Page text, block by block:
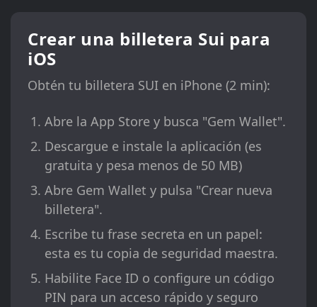
Crear una billetera Sui para
iOS
Obtén tu billetera SUI en iPhone (2 min):
Abre la App Store y busca "Gem Wallet".
Descargue e instale la aplicación (es
gratuita y pesa menos de 50 MB)
Abre Gem Wallet y pulsa "Crear nueva
billetera".
Escribe tu frase secreta en un papel:
esta es tu copia de seguridad maestra.
Habilite Face ID o configure un código
PIN para un acceso rápido y seguro